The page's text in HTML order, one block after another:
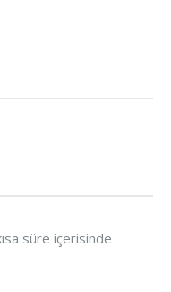
süre içerisinde